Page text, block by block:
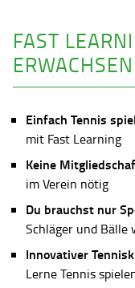
FAST
Einfach Tennis
mit Fast Learning
Keine
im Verein nötig
Du brauchst nur
Schläger und
Innovativer
Lerne Tennis